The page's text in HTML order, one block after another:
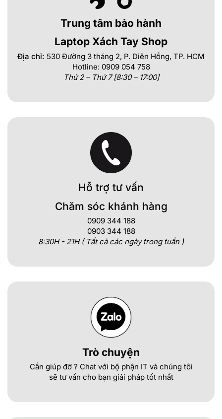
Trung tâm bảo hành
Laptop Xách Tay Shop
Địa chỉ: 530 Đường 3 tháng 2, P. Diên Hồng, TP. HCM
Hotline: 0909 054 758
Thứ 2 – Thứ 7 [8:30 – 17:00]
Hỗ trợ tư vấn
Chăm sóc khánh hàng
0909 344 188
0903 344 188
8:30H - 21H ( Tất cả các ngày trong tuần )
Trò chuyện
Cần giúp đỡ ? Chat với bộ phận IT và chúng tôi
sẽ tư vấn cho bạn giải pháp tốt nhất